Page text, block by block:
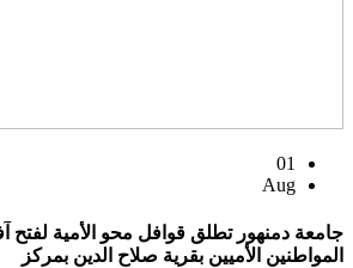
01
Aug
جامعة دمنهور تطلق قوافل محو الأمية لفتح
المواطنين الأميين بقرية صلاح الدين بمركز